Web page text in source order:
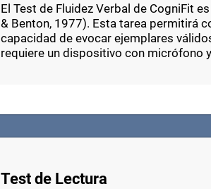
El Test de Fluidez Verbal de CogniFit
& Benton, 1977). Esta tarea permitirá
capacidad de evocar ejemplares
requiere un dispositivo con micrófono
Test de Lectura